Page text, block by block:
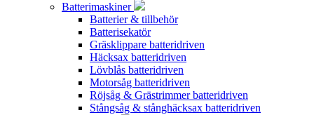
Batterimaskiner
Batterier & tillbehör
Batterisekatör
Gräsklippare batteridriven
Häcksax batteridriven
Lövblås batteridriven
Motorsåg batteridriven
Röjsåg & Grästrimmer batteridriven
Stångsåg & stånghäcksax batteridriven